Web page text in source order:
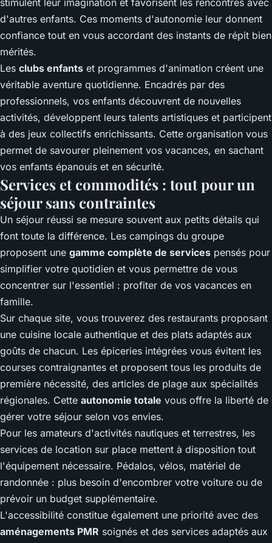
d'autres enfants. Ces moments d'autonomie leur donnent
confiance tout en vous accordant des instants de répit bien
mérités.
Les clubs enfants et programmes d'animation créent une
véritable aventure quotidienne. Encadrés par des
professionnels, vos enfants découvrent de nouvelles
activités, développent leurs talents artistiques et participent
à des jeux collectifs enrichissants. Cette organisation vous
permet de savourer pleinement vos vacances, en sachant
vos enfants épanouis et en sécurité.
Services et commodités : tout pour un
séjour sans contraintes
Un séjour réussi se mesure souvent aux petits détails qui
font toute la différence. Les campings du groupe
proposent une gamme complète de services pensés pour
simplifier votre quotidien et vous permettre de vous
concentrer sur l'essentiel : profiter de vos vacances en
famille.
Sur chaque site, vous trouverez des restaurants proposant
une cuisine locale authentique et des plats adaptés aux
goûts de chacun. Les épiceries intégrées vous évitent les
courses contraignantes et proposent tous les produits de
première nécessité, des articles de plage aux spécialités
régionales. Cette autonomie totale vous offre la liberté de
gérer votre séjour selon vos envies.
Pour les amateurs d'activités nautiques et terrestres, les
services de location sur place mettent à disposition tout
l'équipement nécessaire. Pédalos, vélos, matériel de
randonnée : plus besoin d'encombrer votre voiture ou de
prévoir un budget supplémentaire.
L'accessibilité constitue également une priorité avec des
aménagements PMR soignés et des services adaptés aux